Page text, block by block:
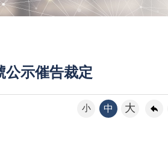
公示催告裁定
小 中 大